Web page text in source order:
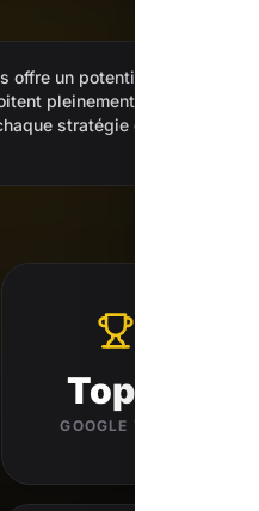
offre un potentiel digital
pleinement. C'est
stratégie que
Top 3
GOOGLE VISÉ